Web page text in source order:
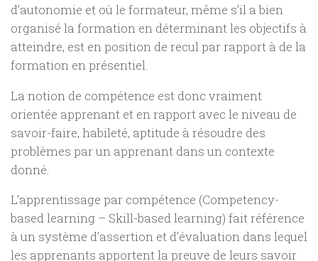
d’autonomie et où le formateur, même s’il a bien
organisé la formation en déterminant les objectifs à
atteindre, est en position de recul par rapport à de la
formation en présentiel.
La notion de compétence est donc vraiment
orientée apprenant et en rapport avec le niveau de
savoir-faire, habileté, aptitude à résoudre des
problèmes par un apprenant dans un contexte
donné.
L’apprentissage par compétence (Competency-
based learning – Skill-based learning) fait référence
à un système d’assertion et d’évaluation dans lequel
les apprenants apportent la preuve de leurs savoir